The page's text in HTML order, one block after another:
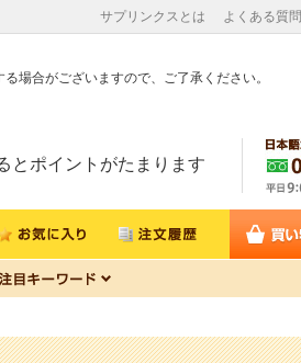
サプリンクスとは よくある質問
場合がございますので、ご了承ください。
とポイントがたまります